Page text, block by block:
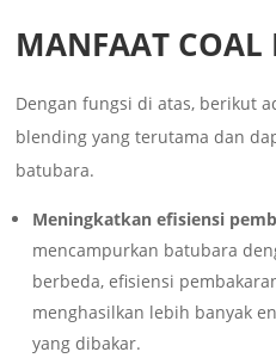
MANFAAT COAL
Dengan fungsi di atas, berikut
blending yang terutama dan
batubara.
Meningkatkan efisiensi
mencampurkan batubara
berbeda, efisiensi
menghasilkan lebih banyak
yang dibakar.